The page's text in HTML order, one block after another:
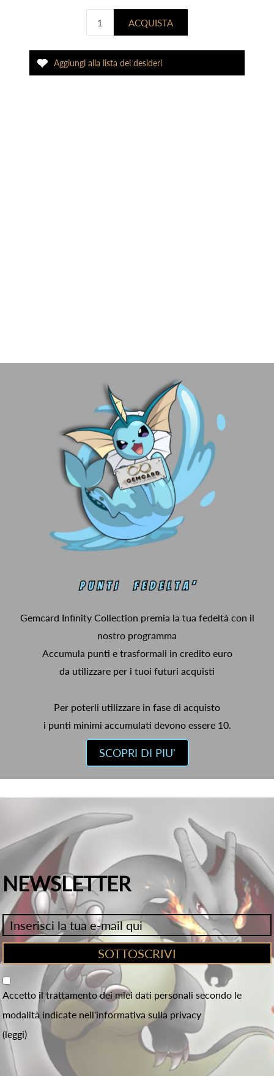
Gemcard Infinity Collection premia la tua fedeltà con il
nostro programma
Accumula punti e trasformali in credito euro
da utilizzare per i tuoi futuri acquisti
Per poterli utilizzare in fase di acquisto
i punti minimi accumulati devono essere 10.
SCOPRI DI PIU'
NEWSLETTER
Accetto il trattamento dei miei dati personali secondo le
modalità indicate nell'informativa sulla privacy
(leggi)